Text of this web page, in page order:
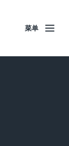
菜单